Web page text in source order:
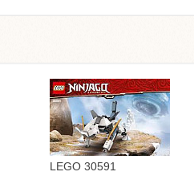
LEGO 30591